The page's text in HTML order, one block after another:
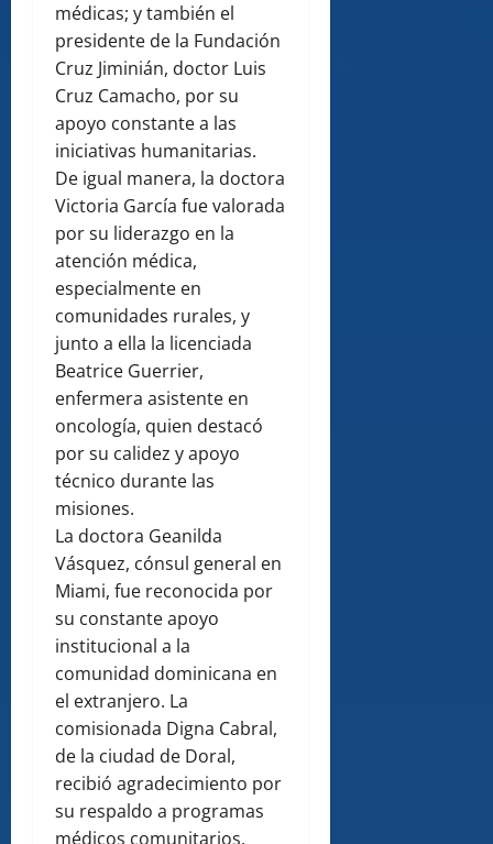
médicas; y también el
presidente de la Fundación
Cruz Jiminián, doctor Luis
Cruz Camacho, por su
apoyo constante a las
iniciativas humanitarias.
De igual manera, la doctora
Victoria García fue valorada
por su liderazgo en la
atención médica,
especialmente en
comunidades rurales, y
junto a ella la licenciada
Beatrice Guerrier,
enfermera asistente en
oncología, quien destacó
por su calidez y apoyo
técnico durante las
misiones.
La doctora Geanilda
Vásquez, cónsul general en
Miami, fue reconocida por
su constante apoyo
institucional a la
comunidad dominicana en
el extranjero. La
comisionada Digna Cabral,
de la ciudad de Doral,
recibió agradecimiento por
su respaldo a programas
médicos comunitarios.